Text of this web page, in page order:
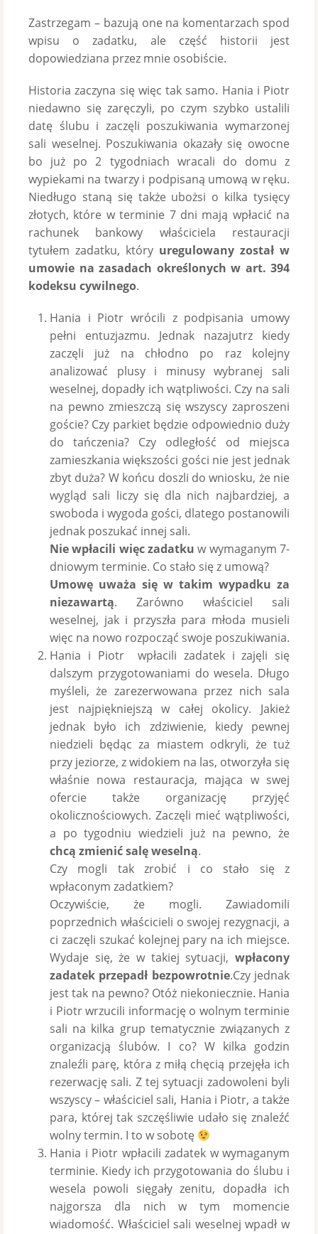
Zastrzegam – bazują one na komentarzach spod
wpisu o zadatku, ale część historii jest
dopowiedziana przez mnie osobiście.
Historia zaczyna się więc tak samo. Hania i Piotr
niedawno się zaręczyli, po czym szybko ustalili
datę ślubu i zaczęli poszukiwania wymarzonej
sali weselnej. Poszukiwania okazały się owocne
bo już po 2 tygodniach wracali do domu z
wypiekami na twarzy i podpisaną umową w ręku.
Niedługo staną się także ubożsi o kilka tysięcy
złotych, które w terminie 7 dni mają wpłacić na
rachunek bankowy właściciela restauracji
tytułem zadatku, który uregulowany został w
umowie na zasadach określonych w art. 394
kodeksu cywilnego.
Hania i Piotr wrócili z podpisania umowy
pełni entuzjazmu. Jednak nazajutrz kiedy
zaczęli już na chłodno po raz kolejny
analizować plusy i minusy wybranej sali
weselnej, dopadły ich wątpliwości. Czy na sali
na pewno zmieszczą się wszyscy zaproszeni
goście? Czy parkiet będzie odpowiednio duży
do tańczenia? Czy odległość od miejsca
zamieszkania większości gości nie jest jednak
zbyt duża? W końcu doszli do wniosku, że nie
wygląd sali liczy się dla nich najbardziej, a
swoboda i wygoda gości, dlatego postanowili
jednak poszukać innej sali.
Nie wpłacili więc zadatku w wymaganym 7-
dniowym terminie. Co stało się z umową?
Umowę uważa się w takim wypadku za
niezawartą. Zarówno właściciel sali
weselnej, jak i przyszła para młoda musieli
więc na nowo rozpocząć swoje poszukiwania.
Hania i Piotr wpłacili zadatek i zajęli się
dalszym przygotowaniami do wesela. Długo
myśleli, że zarezerwowana przez nich sala
jest najpiękniejszą w całej okolicy. Jakież
jednak było ich zdziwienie, kiedy pewnej
niedzieli będąc za miastem odkryli, że tuż
przy jeziorze, z widokiem na las, otworzyła się
właśnie nowa restauracja, mająca w swej
ofercie także organizację przyjęć
okolicznościowych. Zaczęli mieć wątpliwości,
a po tygodniu wiedzieli już na pewno, że
chcą zmienić salę weselną.
Czy mogli tak zrobić i co stało się z
wpłaconym zadatkiem?
Oczywiście, że mogli. Zawiadomili
poprzednich właścicieli o swojej rezygnacji, a
ci zaczęli szukać kolejnej pary na ich miejsce.
Wydaje się, że w takiej sytuacji, wpłacony
zadatek przepadł bezpowrotnie.Czy jednak
jest tak na pewno? Otóż niekoniecznie. Hania
i Piotr wrzucili informację o wolnym terminie
sali na kilka grup tematycznie związanych z
organizacją ślubów. I co? W kilka godzin
znaleźli parę, która z miłą chęcią przejęła ich
rezerwację sali. Z tej sytuacji zadowoleni byli
wszyscy – właściciel sali, Hania i Piotr, a także
para, której tak szczęśliwie udało się znaleźć
wolny termin. I to w sobotę
Hania i Piotr wpłacili zadatek w wymaganym
terminie. Kiedy ich przygotowania do ślubu i
wesela powoli sięgały zenitu, dopadła ich
najgorsza dla nich w tym momencie
wiadomość. Właściciel sali weselnej wpadł w